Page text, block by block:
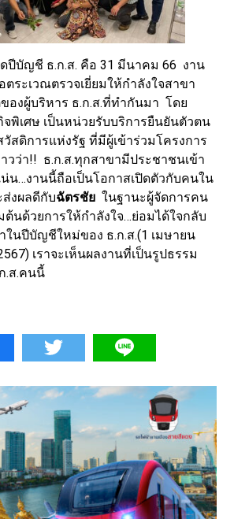
ปีบัญชี ธ.ก.ส. คือ 31 มีนาคม 66 งาน
ตระเวณตรวจเยี่ยมให้กำลังใจสาขา
องผู้บริหาร ธ.ก.ส.ที่ทำกันมา โดย
พิเศษ เป็นหน่วยรับบริการยืนยันตัวตน
สดิการแห่งรัฐ ที่มีผู้เข้าร่วมโครงการ
วว่า!! ธ.ก.ส.ทุกสาขามีประชาชนเข้า
น…งานนี้ถือเป็นโอกาสเปิดตัวกับคนใน
ส่งผลดีกับฉัตรชัย ในฐานะผู้จัดการคน
ต้นด้วยการให้กำลังใจ…ย่อมได้ใจกลับ
ในปีบัญชีใหม่ของ ธ.ก.ส.(1 เมษายน
เราจะเห็นผลงานที่เป็นรูปธรรม
.ส.คนนี้